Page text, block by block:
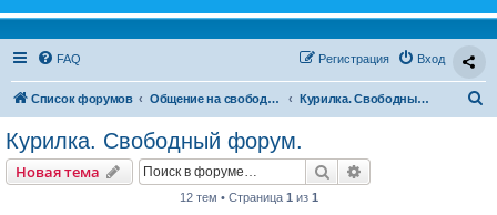
FAQ Вход
Регистрация
Список форумов Общение на свободные темы Курилка. Свободный форум.
Курилка. Свободный форум.
Новая тема Поиск
12 тем • Страница 1 из 1